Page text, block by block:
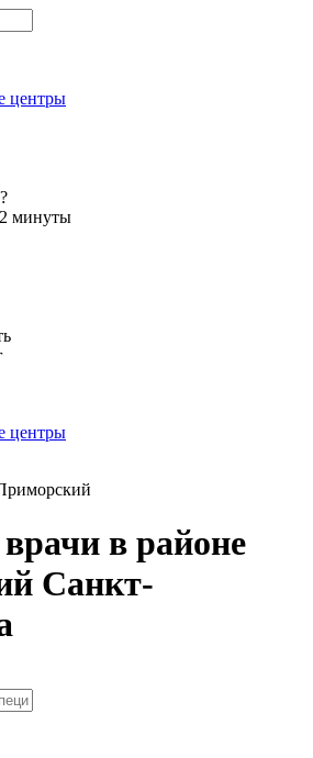
центры
минуты
центры
в районе
Санкт-